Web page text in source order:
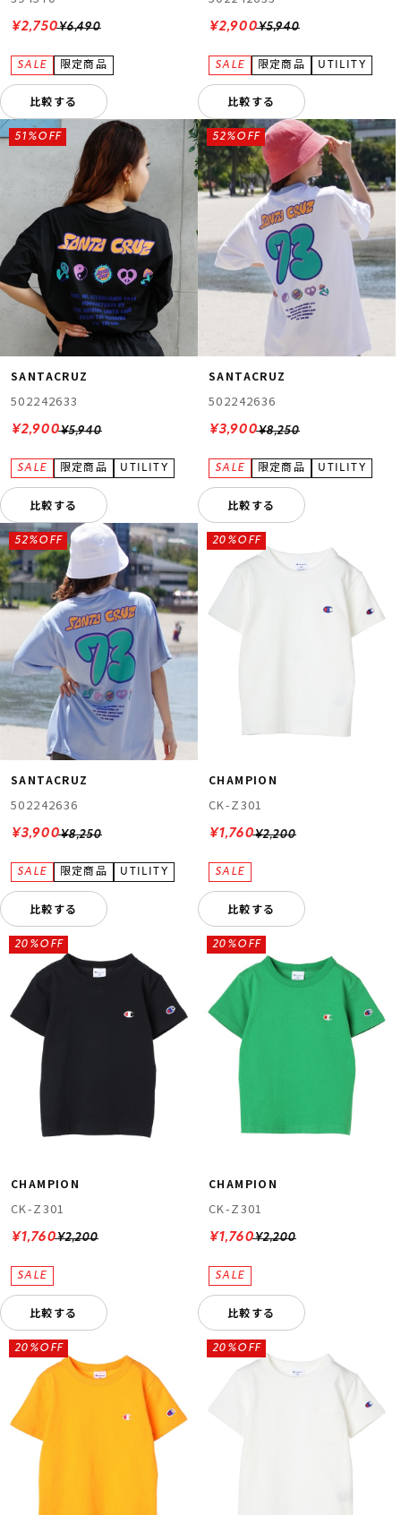
¥6,490
¥2,750
比較する
¥5,940
¥2,900
比較する
SANTACRUZ
502242633
¥5,940
51%OFF
¥2,900
比較する
SANTACRUZ
502242636
¥8,250
52%OFF
¥3,900
比較する
SANTACRUZ
502242636
¥8,250
52%OFF
¥3,900
比較する
CHAMPION
CK-Z301
¥2,200
20%OFF
¥1,760
比較する
CHAMPION
CK-Z301
¥2,200
20%OFF
¥1,760
比較する
CHAMPION
CK-Z301
¥2,200
20%OFF
¥1,760
比較する
20%OFF 20%OFF